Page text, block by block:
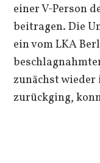
einer V-Person
beitragen. Die
ein vom LKA
zunächst wieder
zurückging,